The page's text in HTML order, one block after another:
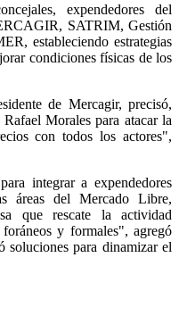
expendedores del
SATRIM, Gestión
estableciendo estrategias
condiciones físicas de los
de Mercagir, precisó,
Morales para atacar la
con todos los actores",
integrar a expendedores
áreas del Mercado Libre,
que rescate la actividad
y formales", agregó
soluciones para dinamizar el